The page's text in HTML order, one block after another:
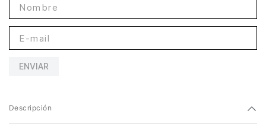
ENVIAR
Descripción